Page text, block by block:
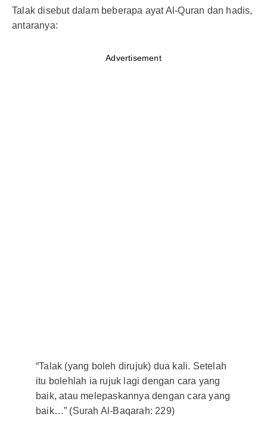
Talak disebut dalam beberapa ayat Al-Quran dan hadis,
antaranya:
Advertisement
“Talak (yang boleh dirujuk) dua kali. Setelah
itu bolehlah ia rujuk lagi dengan cara yang
baik, atau melepaskannya dengan cara yang
baik…” (Surah Al-Baqarah: 229)